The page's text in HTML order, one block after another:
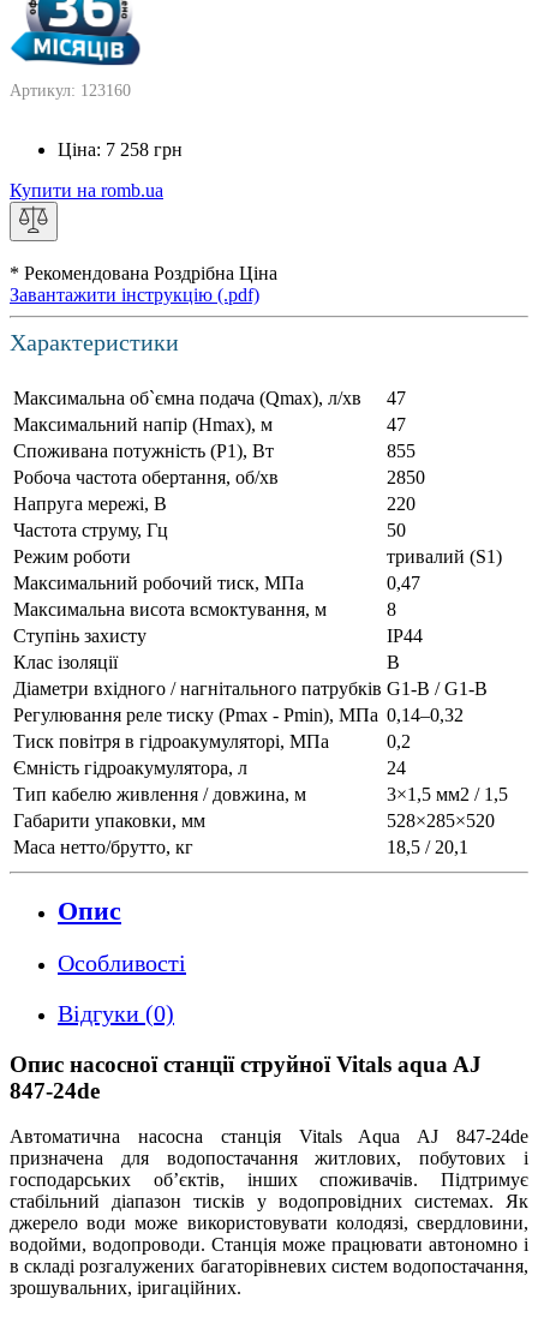
Артикул: 123160
Ціна: 7 258 грн
Купити на romb.ua
* Рекомендована Роздрібна Ціна
Завантажити інструкцію (.pdf)
Характеристики
Максимальна об`ємна подача (Qmax), л/хв
47
Максимальний напір (Нmax), м
47
Споживана потужність (Р1), Вт
855
Робоча частота обертання, об/хв
2850
Напруга мережі, В
220
Частота струму, Гц
50
Режим роботи
тривалий (S1)
Максимальний робочий тиск, МПа
0,47
Максимальна висота всмоктування, м
8
Ступінь захисту
IP44
Клас ізоляції
B
Діаметри вхідного / нагнітального патрубків G1-B / G1-B
Регулювання реле тиску (Pmax - Pmin), МПа 0,14–0,32
Тиск повітря в гідроакумуляторі, МПа
0,2
Ємність гідроакумулятора, л
24
Тип кабелю живлення / довжина, м
3×1,5 мм2 / 1,5
Габарити упаковки, мм
528×285×520
Маса нетто/брутто, кг
18,5 / 20,1
Опис
Особливості
Відгуки (0)
Опис насосної станції струйної Vitals aqua AJ
847-24de
Автоматична насосна станція Vitals Aqua AJ 847-24de
призначена для водопостачання житлових, побутових і
господарських об’єктів, інших споживачів. Підтримує
стабільний діапазон тисків у водопровідних системах. Як
джерело води може використовувати колодязі, свердловини,
водойми, водопроводи. Станція може працювати автономно і
в складі розгалужених багаторівневих систем водопостачання,
зрошувальних, іригаційних.